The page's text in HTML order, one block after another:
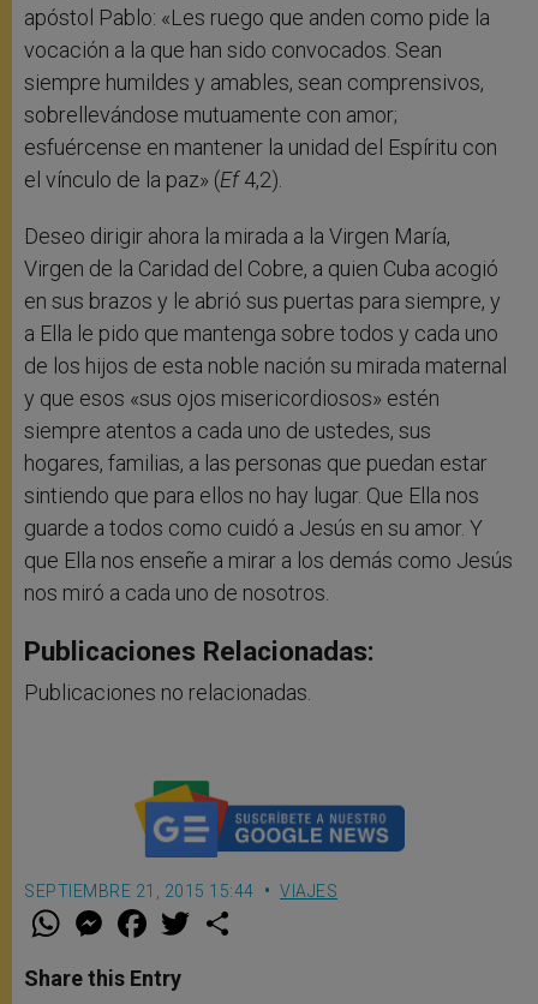
apóstol Pablo: «Les ruego que anden como pide la
vocación a la que han sido convocados. Sean
siempre humildes y amables, sean comprensivos,
sobrellevándose mutuamente con amor;
esfuércense en mantener la unidad del Espíritu con
el vínculo de la paz» (Ef4,2).
Deseo dirigir ahora la mirada a la Virgen María,
Virgen de la Caridad del Cobre, a quien Cuba acogió
en sus brazos y le abrió sus puertas para siempre, y
a Ella le pido que mantenga sobre todos y cada uno
de los hijos de esta noble nación su mirada maternal
y que esos «sus ojos misericordiosos» estén
siempre atentos a cada uno de ustedes, sus
hogares, familias, a las personas que puedan estar
sintiendo que para ellos no hay lugar. Que Ella nos
guarde a todos como cuidó a Jesús en su amor. Y
que Ella nos enseñe a mirar a los demás como Jesús
nos miró a cada uno de nosotros.
Publicaciones Relacionadas:
Publicaciones no relacionadas.
SEPTIEMBRE 21, 2015 15:44 VIAJES
W
t
s
M
e
s
e
F
a
e
b
w
Share this Entry